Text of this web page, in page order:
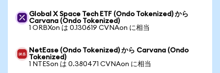
Global X Space Tech ETF (Ondo Tokenized) から
Carvana (Ondo Tokenized)
1 ORBXon は 0.130619 CVNAon に相当
NetEase (Ondo Tokenized) から Carvana (Ondo
Tokenized)
1 NTESon は 0.380471 CVNAon に相当